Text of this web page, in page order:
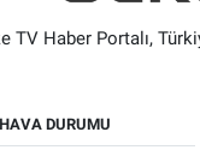
TV Haber Portalı,
HAVA DURUMU